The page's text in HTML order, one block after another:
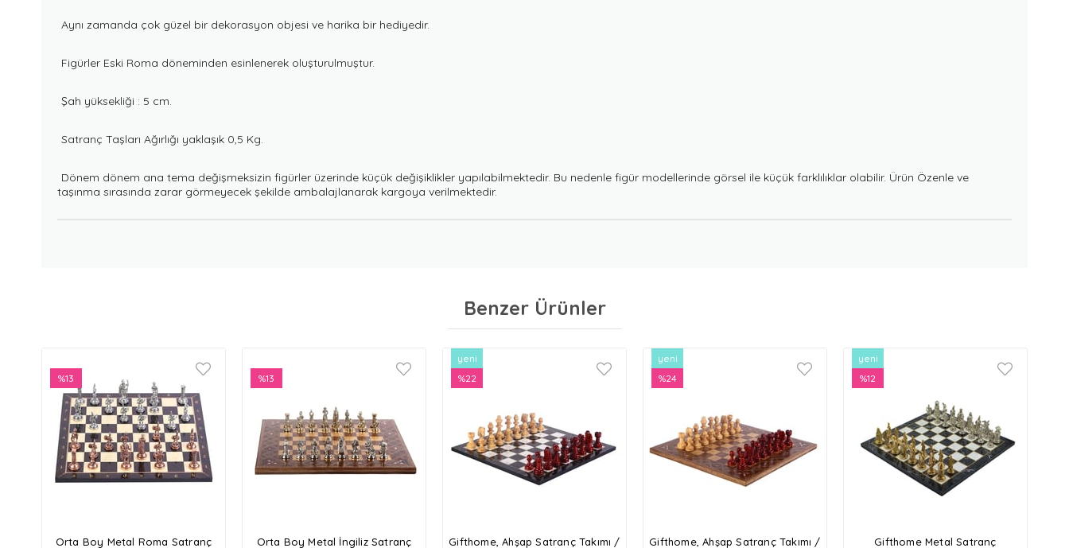
Aynı zamanda çok güzel bir dekorasyon objesi ve harika bir hediyedir.
Figürler Eski Roma döneminden esinlenerek oluşturulmuştur.
Şah yüksekliği : 5 cm.
Satranç Taşları Ağırlığı yaklaşık 0,5 Kg.
Dönem dönem ana tema değişmeksizin figürler üzerinde küçük değişiklikler yapılabilmektedir. Bu nedenle figür modellerinde görsel ile küçük farklılıklar olabilir. Ürün Özenle ve
taşınma sırasında zarar görmeyecek şekilde ambalajlanarak kargoya verilmektedir.
Benzer Ürünler
Orta Boy Metal Roma Satranç
%13
İndirim
%13İndirim
Orta Boy Metal İngiliz Satranç
%13
%13İndirim
Gifthome, Ahşap Satranç Takımı /
%22
%22İndirim
yeni
ürün
Gifthome, Ahşap Satranç Takımı /
%24
%24İndirim
yeni
ürün
Gifthome Metal Satranç
%12
yeni
ürün